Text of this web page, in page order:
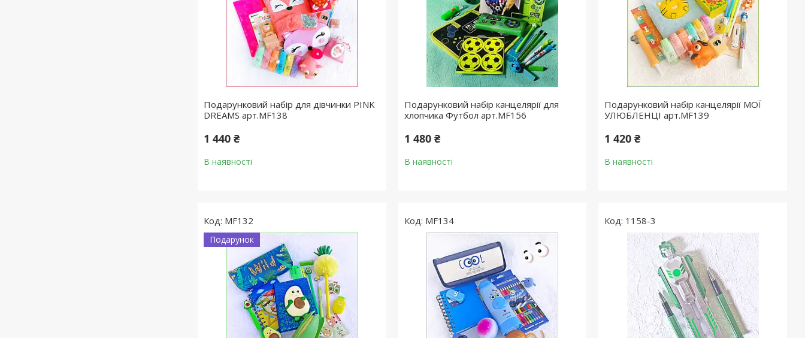
Подарунковий набір для дівчинки PINK
DREAMS арт.MF138
1 440 ₴
В наявності
Подарунковий набір канцелярії для
хлопчика Футбол арт.MF156
1 480 ₴
В наявності
Подарунковий набір канцелярії МОЇ
УЛЮБЛЕНЦІ арт.MF139
1 420 ₴
В наявності
MF132
Подарунок
MF134 1158-3